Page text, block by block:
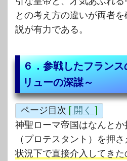
との考え方の違いが両者
説が有力である。
６．参戦したフラン
リューの深謀～
ページ目次 [ 開く ]
神聖ローマ帝国はなんと
（プロテスタント）を押
状況下で直接介入してき